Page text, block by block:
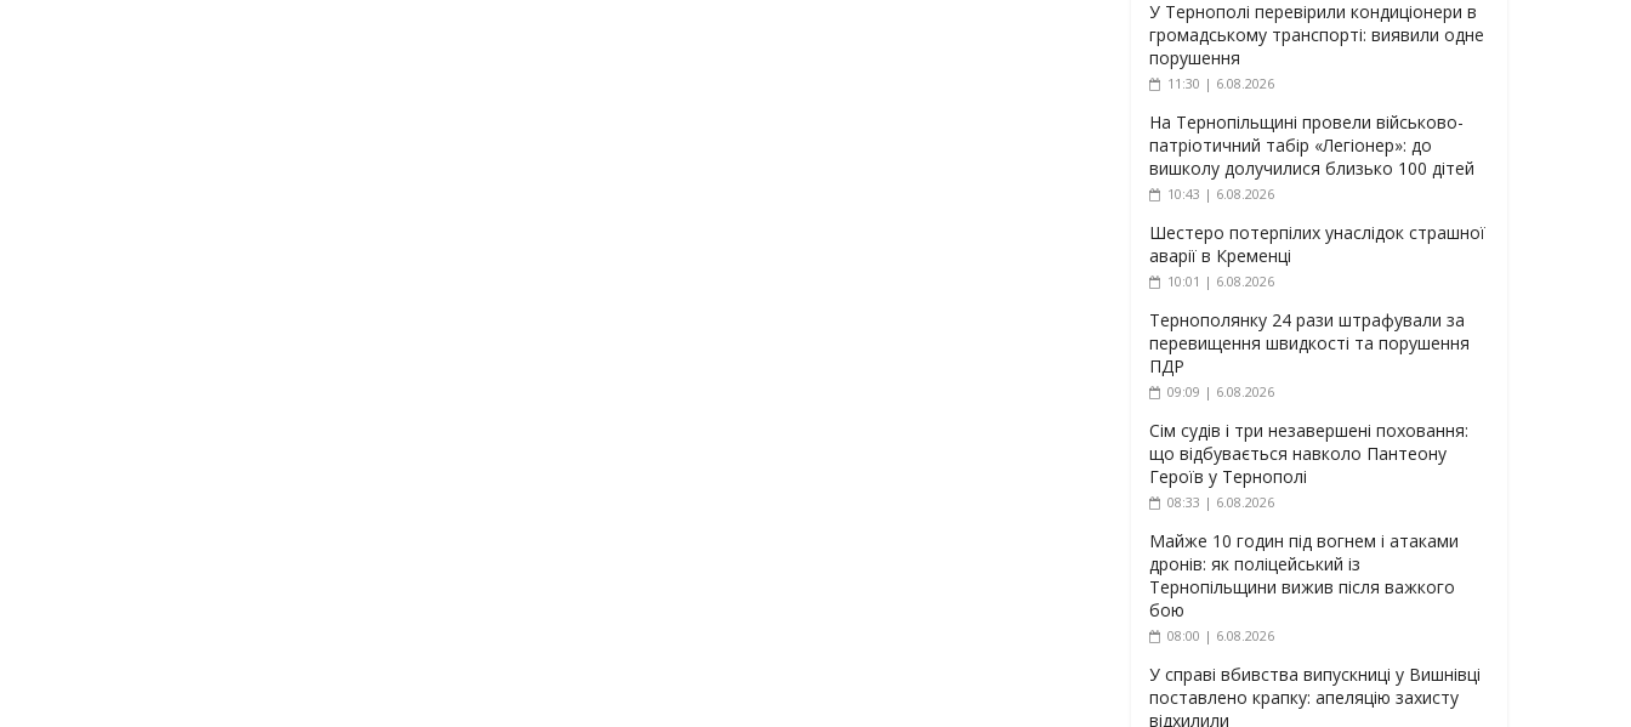
У Тернополі перевірили кондиціонери в
громадському транспорті: виявили одне
порушення
11:30 | 6.08.2026
На Тернопільщині провели військово-
патріотичний табір «Легіонер»: до
вишколу долучилися близько 100 дітей
10:43 | 6.08.2026
Шестеро потерпілих унаслідок страшної
аварії в Кременці
10:01 | 6.08.2026
Тернополянку 24 рази штрафували за
перевищення швидкості та порушення
ПДР
09:09 | 6.08.2026
Сім судів і три незавершені поховання:
що відбувається навколо Пантеону
Героїв у Тернополі
08:33 | 6.08.2026
Майже 10 годин під вогнем і атаками
дронів: як поліцейський із
Тернопільщини вижив після важкого
бою
08:00 | 6.08.2026
У справі вбивства випускниці у Вишнівці
поставлено крапку: апеляцію захисту
відхилили